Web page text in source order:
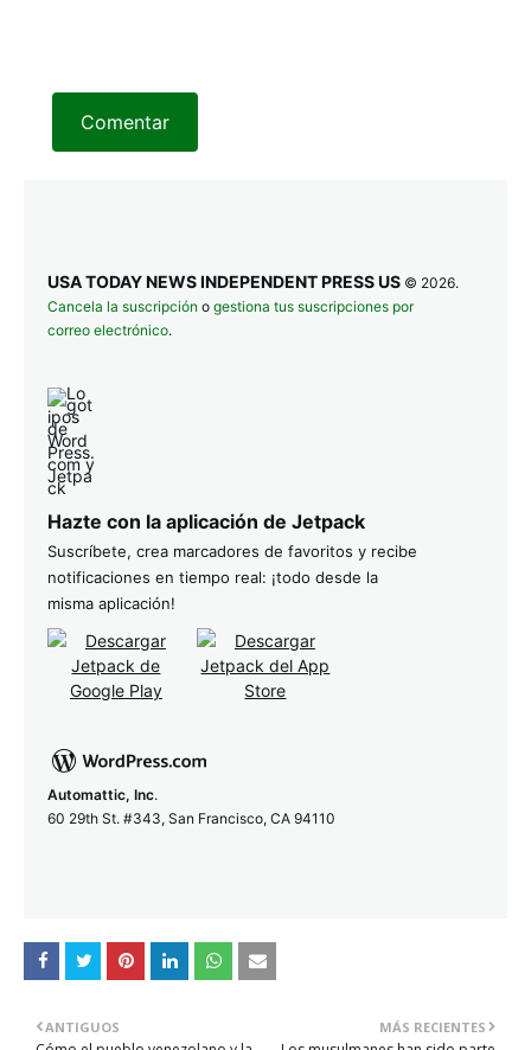
Comentar
USA TODAY NEWS INDEPENDENT PRESS US © 2026.
Cancela la suscripción o gestiona tus suscripciones por
correo electrónico.
Hazte con la aplicación de Jetpack
Suscríbete, crea marcadores de favoritos y recibe
notificaciones en tiempo real: ¡todo desde la
misma aplicación!
Automattic, Inc.
60 29th St. #343, San Francisco, CA 94110
MÁS RECIENTES
ANTIGUOS